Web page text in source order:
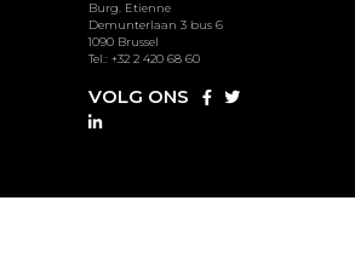
Burg. Etienne
Demunterlaan 3 bus 6
1090 Brussel
Tel.: +32 2 420 68 60
VOLG ONS